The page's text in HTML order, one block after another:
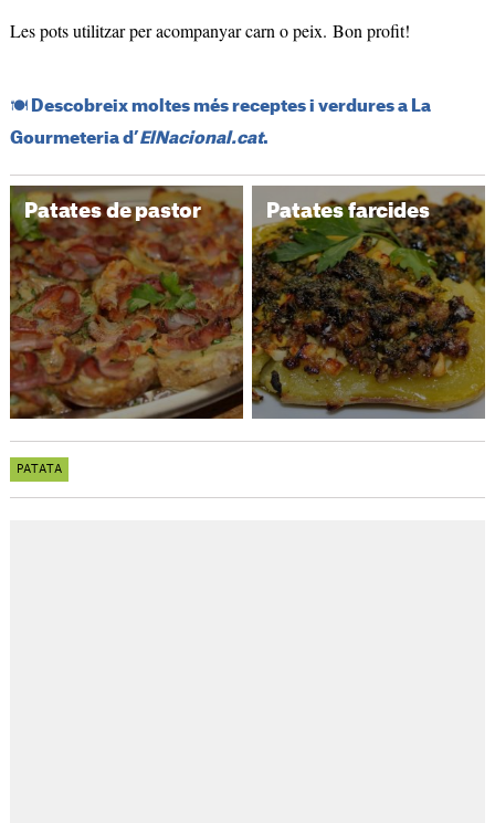
Les pots utilitzar per acompanyar carn o peix. Bon profit!
​🍽️​ Descobreix moltes més receptes i verdures a La
Gourmeteria d’ElNacional.cat.
Patates de pastor Patates farcides
PATATA